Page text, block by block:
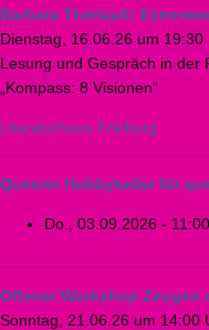
Barbara Thériault:
Dienstag, 16.06.26 um 19:30
Lesung und Gespräch in der
„Kompass: 8 Visionen“
Literaturhaus Freiburg
Queerer Hobbykeller für
Do., 03.09.2026 - 11:00
Offener Workshop Zeugen
Sonntag, 21.06.26 um 14:00